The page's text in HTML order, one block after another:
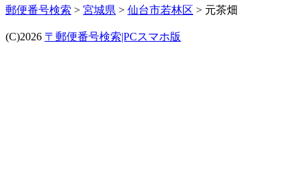
郵便番号検索 > 宮城県 > 仙台市若林区 > 元茶畑
(C)2026 〒郵便番号検索|PCスマホ版